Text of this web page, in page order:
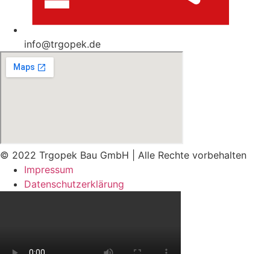
info@trgopek.de
© 2022 Trgopek Bau GmbH | Alle Rechte vorbehalten
Impressum
Datenschutz­erklärung